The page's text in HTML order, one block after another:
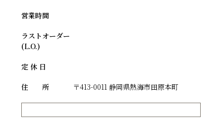
営業時間
ラストオーダー
(L.O.)
定 休 日
住 所 〒413-0011 静岡県熱海市田原本町